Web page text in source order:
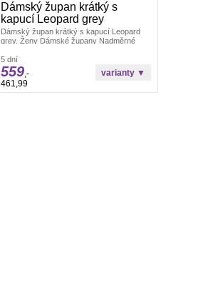
Dámský župan krátký s
kapucí Leopard grey
Dámský župan krátký s kapucí Leopard
grey. Ženy Dámské župany Nadměrné
5 dní
559,-
461,99